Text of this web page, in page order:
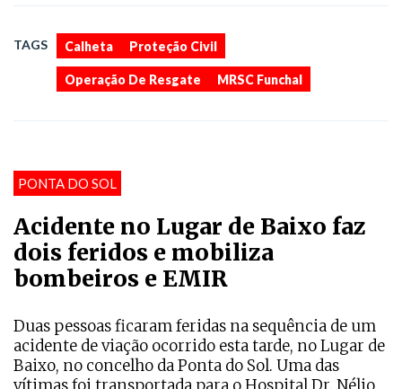
TAGS Calheta Proteção Civil
Operação De Resgate MRSC Funchal
PONTA DO SOL
Acidente no Lugar de Baixo faz
dois feridos e mobiliza
bombeiros e EMIR
Duas pessoas ficaram feridas na sequência de um
acidente de viação ocorrido esta tarde, no Lugar de
Baixo, no concelho da Ponta do Sol. Uma das